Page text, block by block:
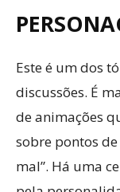
Este é um dos
discussões. É
de animações
sobre pontos
mal”. Há uma